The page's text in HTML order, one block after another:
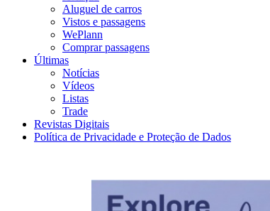
Aluguel de carros
Vistos e passagens
WePlann
Comprar passagens
Últimas
Notícias
Vídeos
Listas
Trade
Revistas Digitais
Política de Privacidade e Proteção de Dados